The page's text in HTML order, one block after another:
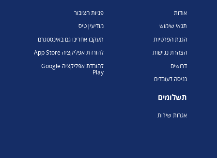
אודות
תנאי שימוש
הגנת הפרטיות
הצהרת נגישות
דרושים
כניסה לעובדים
תשלומים
אגרות שירות
פניות הציבור
מודיעין טיס
תעקבו אחרינו גם באינסטגרם
להורדת אפליקציה App Store
להורדת אפליקציה Google
Play